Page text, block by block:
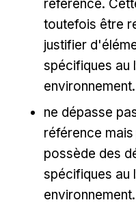
référence.
toutefois être
justifier
spécifiques au
environnement.
ne dépasse
référence
possède des
spécifiques au
environnement.